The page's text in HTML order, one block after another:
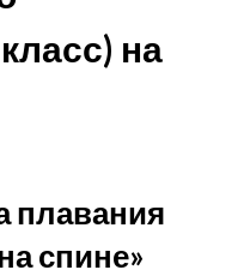
на
плавания
спине»